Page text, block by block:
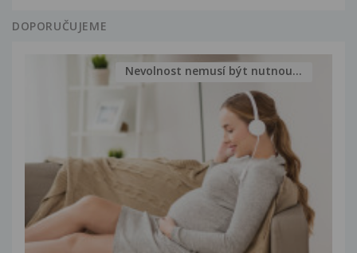
DOPORUČUJEME
Nevolnost nemusí být nutnou...